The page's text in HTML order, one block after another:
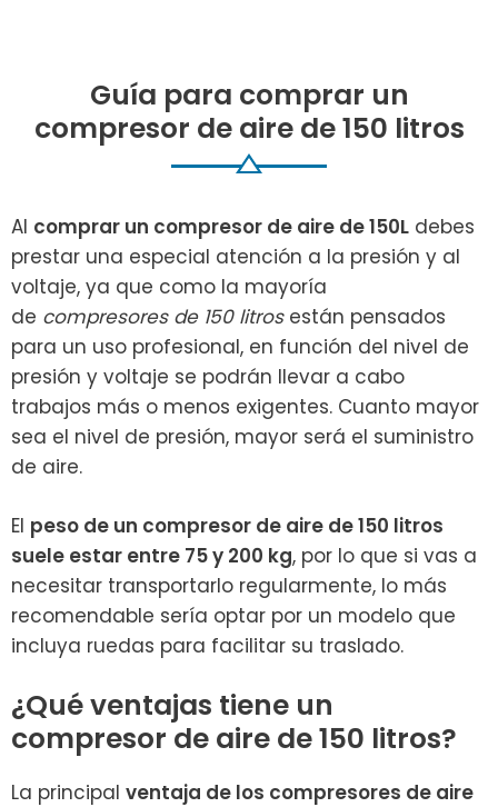
Guía para comprar un
compresor de aire de 150 litros
Al comprar un compresor de aire de 150L debes
prestar una especial atención a la presión y al
voltaje, ya que como la mayoría
de compresores de 150 litrosestán pensados
para un uso profesional, en función del nivel de
presión y voltaje se podrán llevar a cabo
trabajos más o menos exigentes. Cuanto mayor
sea el nivel de presión, mayor será el suministro
de aire.
El peso de un compresor de aire de 150 litros
suele estar entre 75 y 200 kg, por lo que si vas a
necesitar transportarlo regularmente, lo más
recomendable sería optar por un modelo que
incluya ruedas para facilitar su traslado.
¿Qué ventajas tiene un
compresor de aire de 150 litros?
La principal ventaja de los compresores de aire